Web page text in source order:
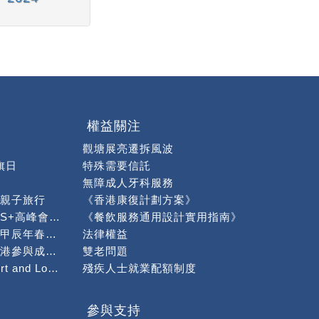
日
子旅行
出席社會服務聯會「S+高峰會暨博覽」作分享
「龍情蜜意慶新春」甲辰年春茗午宴順利舉行
「身為兄弟姊妹在香港參與成年智障手足照顧」問卷調查
感謝Global Transport and Logistics籌款捐贈予本會
權益關注
觀塘展亮遷拆風波
特殊需要信託
無障成人牙科服務
《香港康復計劃方案》
《餐飲服務通用設計實用指南》
法律權益
雙老問題
殘疾人士就業配額制度
參與支持